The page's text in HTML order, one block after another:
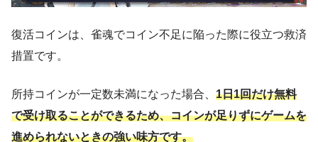
復活コインは、雀魂でコイン不足に陥った際に役立つ救済
措置です。
所持コインが一定数未満になった場合、 1日1回だけ無料
で受け取ることができるため、コインが足りずにゲームを
進められないときの強い味方です。